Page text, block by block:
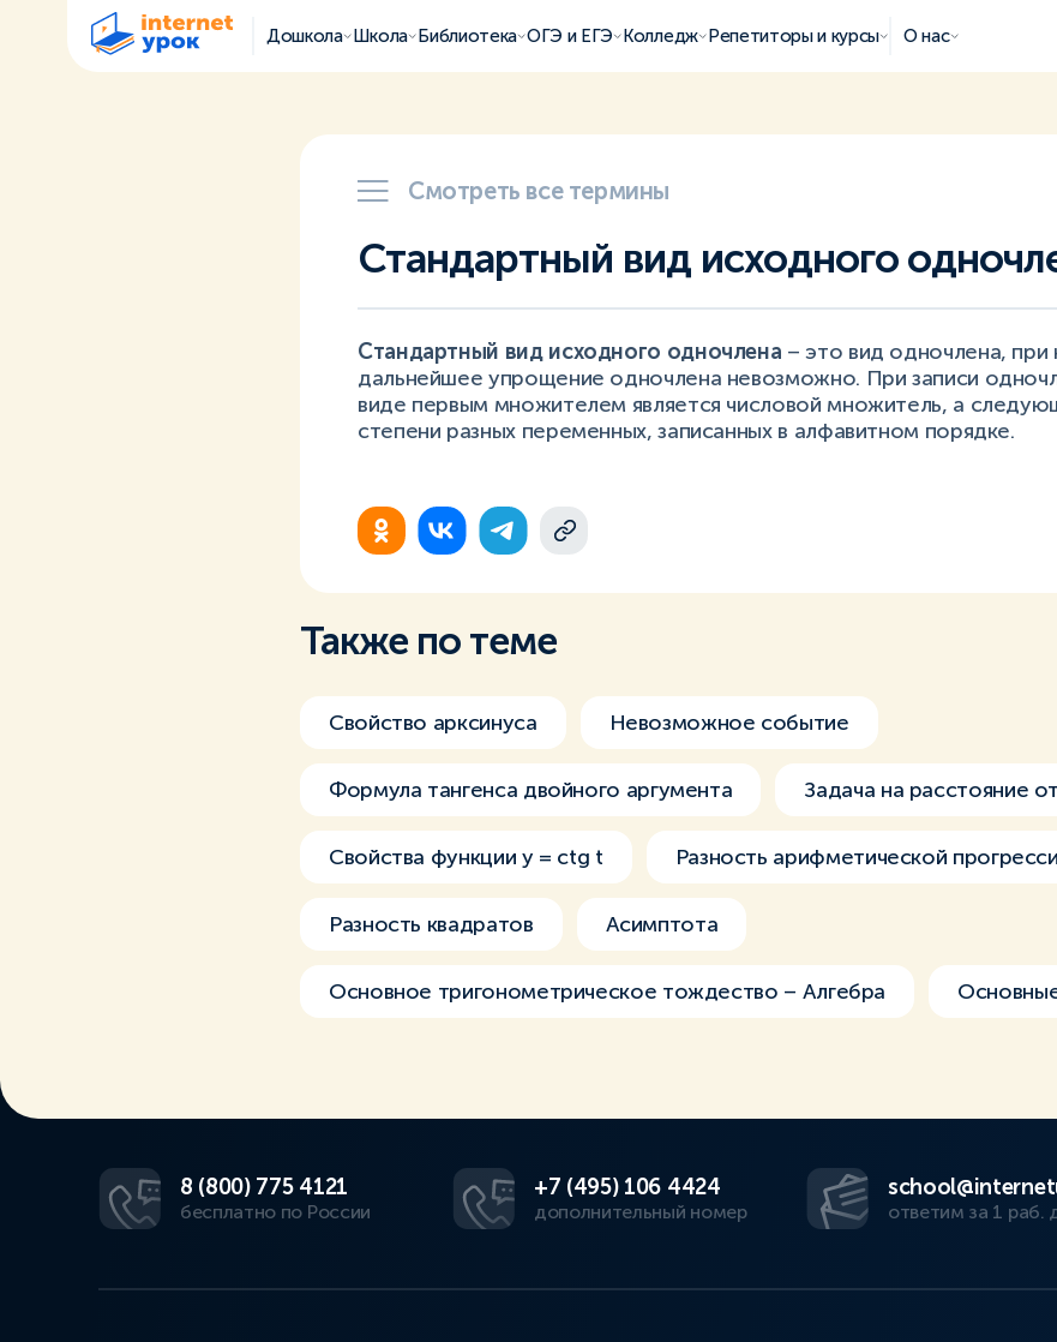
Дошкола Школа Библиотека ОГЭ и ЕГЭ Колледж Репетиторы и курсы О нас
Смотреть все термины
Стандартный вид исходного
Стандартный вид исходного одночлена – это вид одночлена,
дальнейшее упрощение одночлена невозможно. При записи
виде первым множителем является числовой множитель, а
степени разных переменных, записанных в алфавитном порядке.
Также по теме
Свойство арксинуса Невозможное событие
Формула тангенса двойного аргумента Задача на расстояние
Свойства функции y = ctg t Разность арифметической
Разность квадратов Асимптота
Основное тригонометрическое тождество – Алгебра
8 (800) 775 4121
бесплатно по России
+7 (495) 106 4424
дополнительный номер ответим за 1 раб.